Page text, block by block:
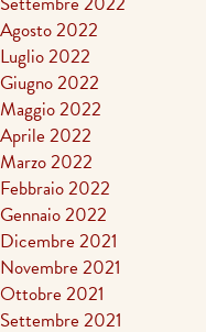
Agosto 2022
Luglio 2022
Giugno 2022
Maggio 2022
Aprile 2022
Marzo 2022
Febbraio 2022
Gennaio 2022
Dicembre 2021
Novembre 2021
Ottobre 2021
Settembre 2021